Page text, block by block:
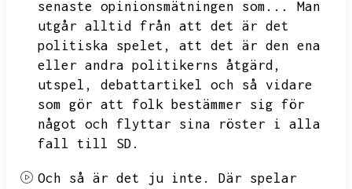
senaste opinionsmätningen som...
Man
utgår alltid från att det är det
politiska spelet,
att det är den ena
eller andra politikerns åtgärd,
utspel,
debattartikel och så vidare
som gör att folk bestämmer sig för
något och flyttar sina röster i alla
fall till SD.
Och så är det ju inte.
Där spelar